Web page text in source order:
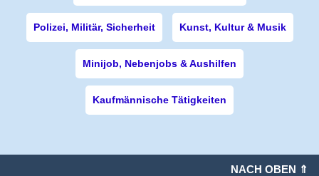
Polizei, Militär, Sicherheit Kunst, Kultur & Musik
Minijob, Nebenjobs & Aushilfen
Kaufmännische Tätigkeiten
NACH OBEN ⇑